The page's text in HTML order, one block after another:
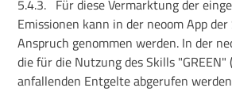
5.4.3. Für diese Vermarktung der
Emissionen kann in der neoom App
Anspruch genommen werden. In der
die für die Nutzung des Skills "GREEN"
anfallenden Entgelte abgerufen